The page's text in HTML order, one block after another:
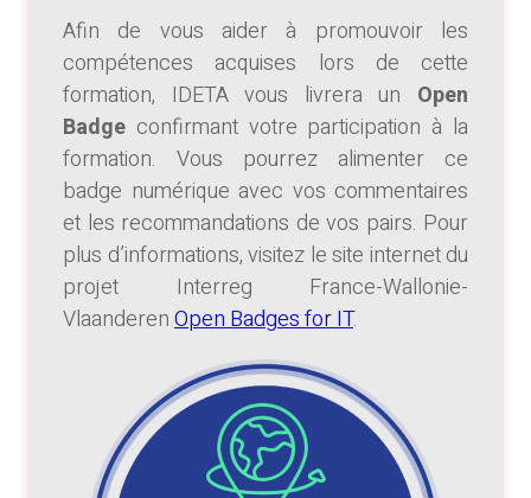
Afin de vous aider à promouvoir les
compétences acquises lors de cette
formation, IDETA vous livrera un Open
Badge confirmant votre participation à la
formation. Vous pourrez alimenter ce
badge numérique avec vos commentaires
et les recommandations de vos pairs. Pour
plus d’informations, visitez le site internet du
projet Interreg France-Wallonie-
VlaanderenOpen Badges for IT.